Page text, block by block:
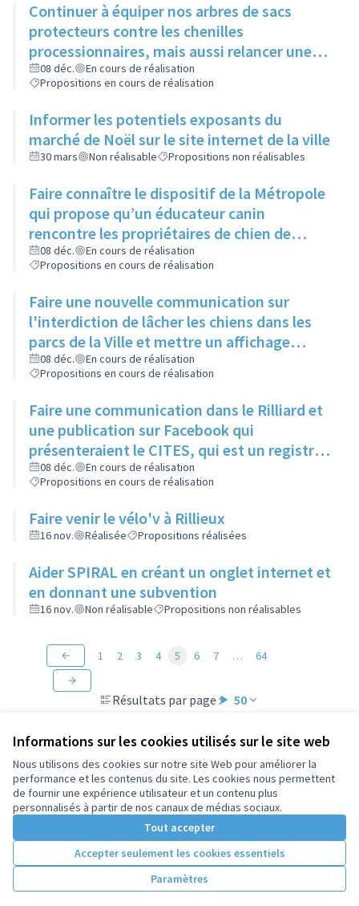
Informations sur les cookies utilisés sur le site web
Nous utilisons des cookies sur notre site Web pour améliorer la
performance et les contenus du site. Les cookies nous permettent
de fournir une expérience utilisateur et un contenu plus
personnalisés à partir de nos canaux de médias sociaux.
Tout accepter
Accepter seulement les cookies essentiels
Paramètres
Continuer à équiper nos arbres de sacs
protecteurs contre les chenilles
processionnaires, mais aussi relancer une
communication sur leur utilité, leur
importance et l’intérêt commun de ne pas y
toucher
08 déc.
En cours de réalisation
Propositions en cours de réalisation
Informer les potentiels exposants du
marché de Noël sur le site internet de la ville
30 mars Non réalisable Propositions non réalisables
Faire connaître le dispositif de la Métropole
qui propose qu’un éducateur canin
rencontre les propriétaires de chien de
moins d’un an pour leur expliquer les
principaux signaux, via un article dans le
Rilliard et/ou le Facebook de la ville
08 déc.
En cours de réalisation
Propositions en cours de réalisation
Faire une nouvelle communication sur
l'interdiction de lâcher les chiens dans les
parcs de la Ville et mettre un affichage
mentionnant l'arrêté municipal à l'entrée de
chaque parc
08 déc.
En cours de réalisation
Propositions en cours de réalisation
Faire une communication dans le Rilliard et
une publication sur Facebook qui
présenteraient le CITES, qui est un registre
des animaux dangereux ou protégés, et
donneraient le lien pour y accéder.
08 déc.
En cours de réalisation
Propositions en cours de réalisation
Faire venir le vélo'v à Rillieux
16 nov. Réalisée Propositions réalisées
Aider SPIRAL en créant un onglet internet et
en donnant une subvention
16 nov. Non réalisable Propositions non réalisables
Résultats par page : 50
1 2 3 4 5 6 7 … 64
Conditions d'utilisation
Paramètres des cookies
(Lien externe)Open Source Politics
(Lien externe)
grâce au
Decidim
.
Licence
(Lien